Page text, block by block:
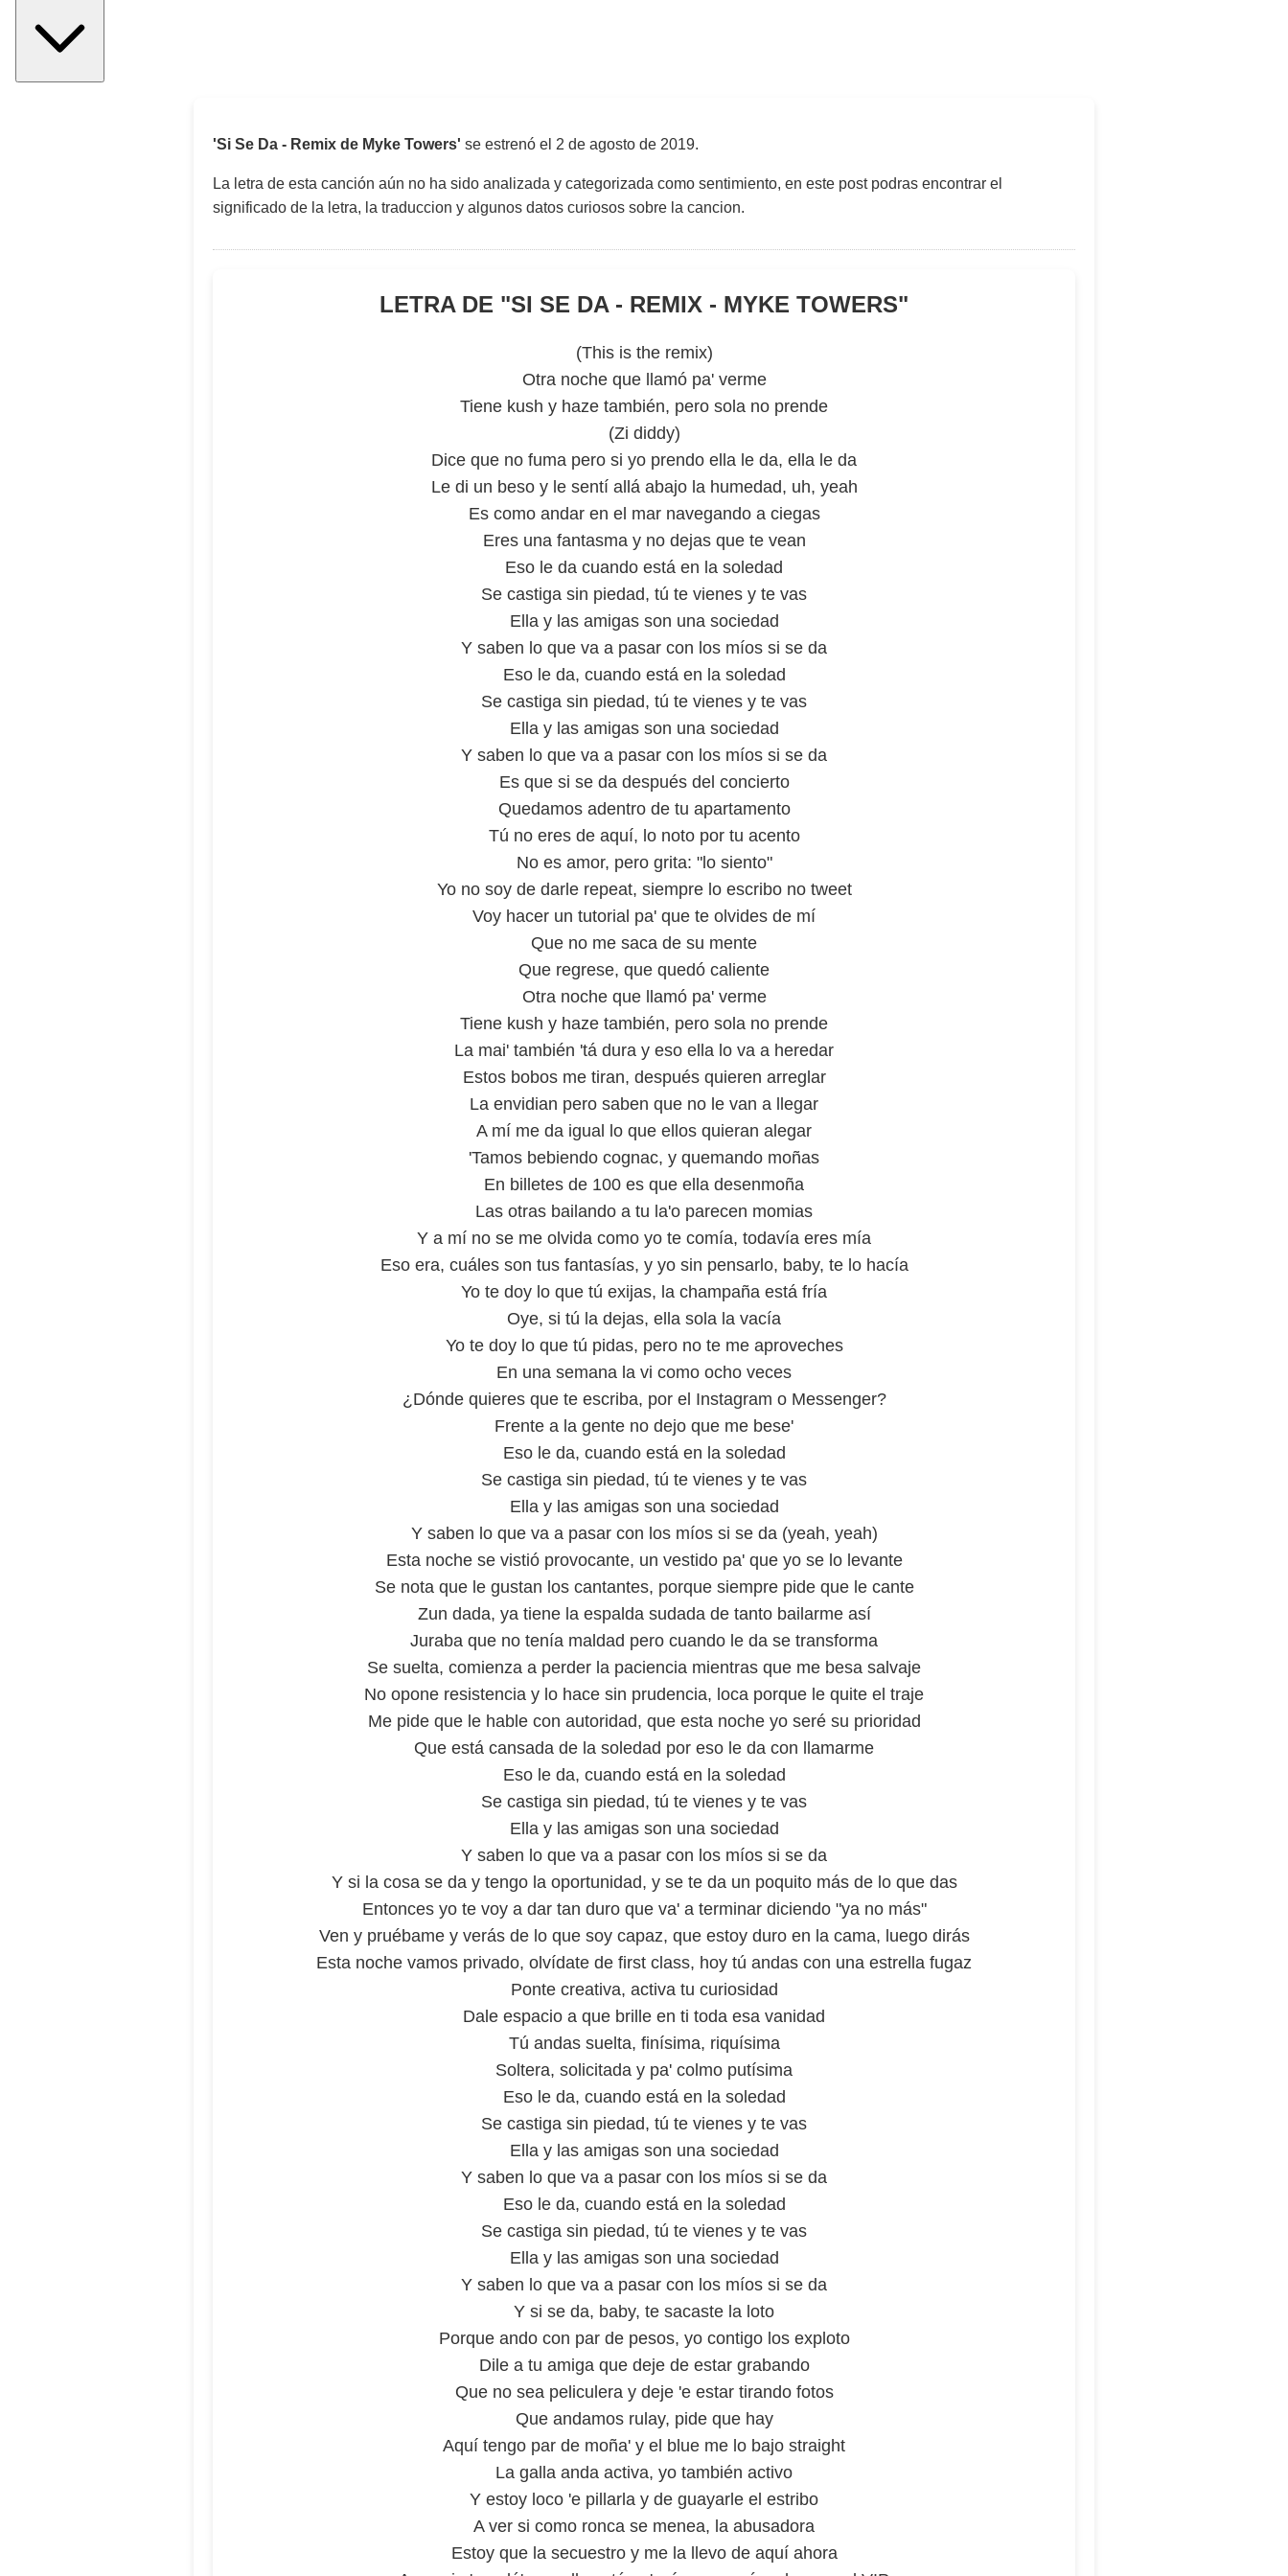
'Si Se Da - Remix de Myke Towers' se estrenó el 2 de agosto de 2019.
La letra de esta canción aún no ha sido analizada y categorizada como sentimiento, en este post podras encontrar el
significado de la letra, la traduccion y algunos datos curiosos sobre la cancion.
LETRA DE "SI SE DA - REMIX - MYKE TOWERS"
(This is the remix)
Otra noche que llamó pa' verme
Tiene kush y haze también, pero sola no prende
(Zi diddy)
Dice que no fuma pero si yo prendo ella le da, ella le da
Le di un beso y le sentí allá abajo la humedad, uh, yeah
Es como andar en el mar navegando a ciegas
Eres una fantasma y no dejas que te vean
Eso le da cuando está en la soledad
Se castiga sin piedad, tú te vienes y te vas
Ella y las amigas son una sociedad
Y saben lo que va a pasar con los míos si se da
Eso le da, cuando está en la soledad
Se castiga sin piedad, tú te vienes y te vas
Ella y las amigas son una sociedad
Y saben lo que va a pasar con los míos si se da
Es que si se da después del concierto
Quedamos adentro de tu apartamento
Tú no eres de aquí, lo noto por tu acento
No es amor, pero grita: "lo siento"
Yo no soy de darle repeat, siempre lo escribo no tweet
Voy hacer un tutorial pa' que te olvides de mí
Que no me saca de su mente
Que regrese, que quedó caliente
Otra noche que llamó pa' verme
Tiene kush y haze también, pero sola no prende
La mai' también 'tá dura y eso ella lo va a heredar
Estos bobos me tiran, después quieren arreglar
La envidian pero saben que no le van a llegar
A mí me da igual lo que ellos quieran alegar
'Tamos bebiendo cognac, y quemando moñas
En billetes de 100 es que ella desenmoña
Las otras bailando a tu la'o parecen momias
Y a mí no se me olvida como yo te comía, todavía eres mía
Eso era, cuáles son tus fantasías, y yo sin pensarlo, baby, te lo hacía
Yo te doy lo que tú exijas, la champaña está fría
Oye, si tú la dejas, ella sola la vacía
Yo te doy lo que tú pidas, pero no te me aproveches
En una semana la vi como ocho veces
¿Dónde quieres que te escriba, por el Instagram o Messenger?
Frente a la gente no dejo que me bese'
Eso le da, cuando está en la soledad
Se castiga sin piedad, tú te vienes y te vas
Ella y las amigas son una sociedad
Y saben lo que va a pasar con los míos si se da (yeah, yeah)
Esta noche se vistió provocante, un vestido pa' que yo se lo levante
Se nota que le gustan los cantantes, porque siempre pide que le cante
Zun dada, ya tiene la espalda sudada de tanto bailarme así
Juraba que no tenía maldad pero cuando le da se transforma
Se suelta, comienza a perder la paciencia mientras que me besa salvaje
No opone resistencia y lo hace sin prudencia, loca porque le quite el traje
Me pide que le hable con autoridad, que esta noche yo seré su prioridad
Que está cansada de la soledad por eso le da con llamarme
Eso le da, cuando está en la soledad
Se castiga sin piedad, tú te vienes y te vas
Ella y las amigas son una sociedad
Y saben lo que va a pasar con los míos si se da
Y si la cosa se da y tengo la oportunidad, y se te da un poquito más de lo que das
Entonces yo te voy a dar tan duro que va' a terminar diciendo "ya no más"
Ven y pruébame y verás de lo que soy capaz, que estoy duro en la cama, luego dirás
Esta noche vamos privado, olvídate de first class, hoy tú andas con una estrella fugaz
Ponte creativa, activa tu curiosidad
Dale espacio a que brille en ti toda esa vanidad
Tú andas suelta, finísima, riquísima
Soltera, solicitada y pa' colmo putísima
Eso le da, cuando está en la soledad
Se castiga sin piedad, tú te vienes y te vas
Ella y las amigas son una sociedad
Y saben lo que va a pasar con los míos si se da
Eso le da, cuando está en la soledad
Se castiga sin piedad, tú te vienes y te vas
Ella y las amigas son una sociedad
Y saben lo que va a pasar con los míos si se da
Y si se da, baby, te sacaste la loto
Porque ando con par de pesos, yo contigo los exploto
Dile a tu amiga que deje de estar grabando
Que no sea peliculera y deje 'e estar tirando fotos
Que andamos rulay, pide que hay
Aquí tengo par de moña' y el blue me lo bajo straight
La galla anda activa, yo también activo
Y estoy loco 'e pillarla y de guayarle el estribo
A ver si como ronca se menea, la abusadora
Estoy que la secuestro y me la llevo de aquí ahora